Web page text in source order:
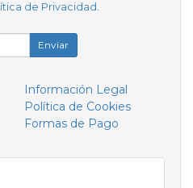
de Privacidad .
Enviar
Información Legal
Política de Cookies
Formas de Pago